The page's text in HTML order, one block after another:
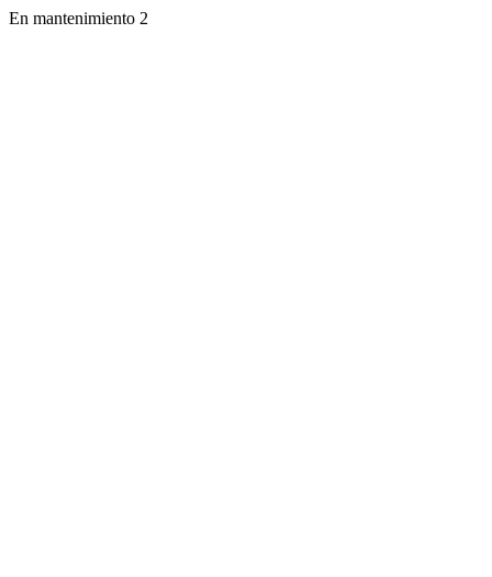
En mantenimiento 2